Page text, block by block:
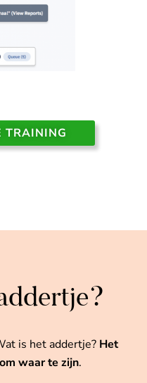
TRAINING
is het addertje? Het
waar te zijn.